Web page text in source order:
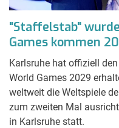
"Staffelstab"
Games kommen
Karlsruhe hat offiziell
World Games 2029
weltweit die Weltspiele
zum zweiten Mal
in Karlsruhe statt.